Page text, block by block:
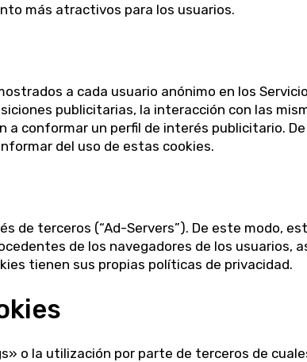
más atractivos para los usuarios.
a cada usuario anónimo en los
publicitarias, la interacción con las
conformar un perfil de interés publicitario.
del uso de estas cookies.
de terceros (“Ad-Servers”). De este modo,
de los navegadores de los usuarios,
tienen sus propias políticas de privacidad.
o la utilización por parte de terceros de